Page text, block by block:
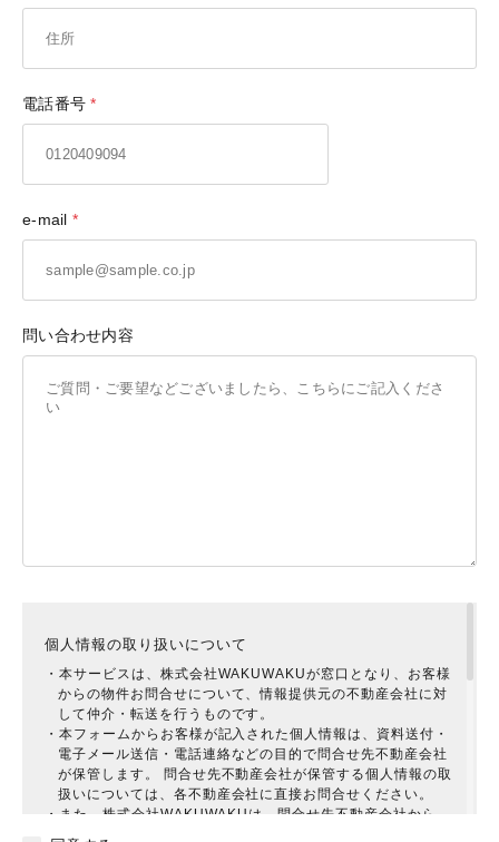
電話番号
e-mail
問い合わせ内容
個人情報の取り扱いについて
・本サービスは、株式会社WAKUWAKUが窓口となり、お客様
からの物件お問合せについて、情報提供元の不動産会社に対
して仲介・転送を行うものです。
・本フォームからお客様が記入された個人情報は、資料送付・
電子メール送信・電話連絡などの目的で問合せ先不動産会社
が保管します。 問合せ先不動産会社が保管する個人情報の取
扱いについては、各不動産会社に直接お問合せください。
・また、株式会社WAKUWAKUは、問合せ先不動産会社から、